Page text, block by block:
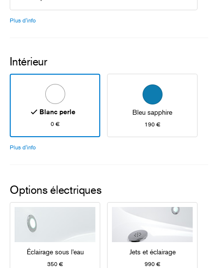
Plus d'info
Intérieur
Blanc perle
0 €
Bleu sapphire
190 €
Plus d'info
Options électriques
Éclairage sous l'eau
350 €
Jets et éclairage
990 €